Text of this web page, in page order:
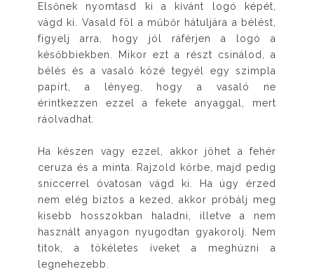
Elsőnek nyomtasd ki a kívánt logó képét,
vágd ki. Vasald föl a műbőr hátuljára a bélést,
figyelj arra, hogy jól ráférjen a logó a
későbbiekben. Mikor ezt a részt csinálod, a
bélés és a vasaló közé tegyél egy szimpla
papírt, a lényeg, hogy a vasaló ne
érintkezzen ezzel a fekete anyaggal, mert
ráolvadhat.
Ha készen vagy ezzel, akkor jöhet a fehér
ceruza és a minta. Rajzold körbe, majd pedig
sniccerrel óvatosan vágd ki. Ha úgy érzed
nem elég biztos a kezed, akkor próbálj meg
kisebb hosszokban haladni, illetve a nem
használt anyagon nyugodtan gyakorolj. Nem
titok, a tökéletes íveket a meghúzni a
legnehezebb.